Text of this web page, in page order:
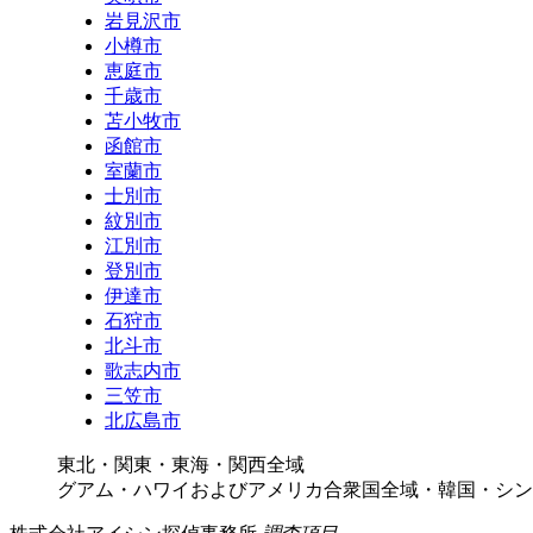
岩見沢市
小樽市
恵庭市
千歳市
苫小牧市
函館市
室蘭市
士別市
紋別市
江別市
登別市
伊達市
石狩市
北斗市
歌志内市
三笠市
北広島市
東北・関東・東海・関西全域
グアム・ハワイおよびアメリカ合衆国全域・韓国・シ